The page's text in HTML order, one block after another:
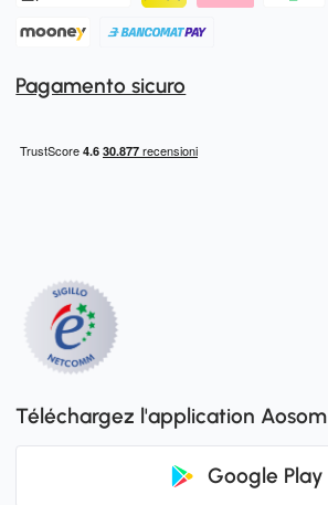
Pagamento sicuro
Téléchargez l'application Aosom
Google Play